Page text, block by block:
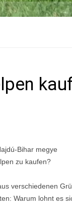
Bihar megye
zu kaufen?
verschiedenen
Warum lohnt es